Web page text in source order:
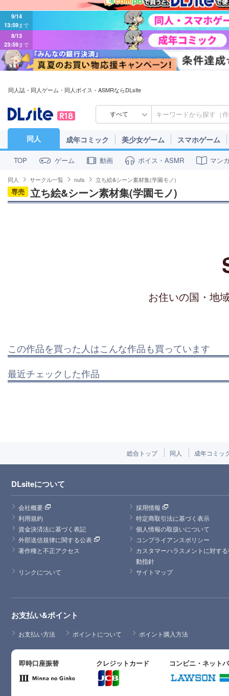
9/14
13:59まで
8/13
23:59まで
同人誌・同人ゲーム・同人ボイス・ASMRならDLsite
すべて
同人 成年コミック 美少女ゲーム スマホゲーム
TOP ゲーム 動画 ボイス・ASMR マン
同人 サークル一覧 nuts 立ち絵&シーン素材集(学園モノ)
専売 立ち絵&シーン素材集(学園モノ)
お住いの国・地
この作品を買った人はこんな作品も買っています
最近チェックした作品
総合トップ 同人 成年コミッ
DLsiteについて
会社概要
採用情報
利用規約
特定商取引法に基づく表示
資金決済法に基づく表記
個人情報の取扱いについて
外部送信規律に関する公表
コンプライアンスポリシー
著作権と不正アクセス
カスタマーハラスメントに対す
動指針
リンクについて
サイトマップ
お支払い&ポイント
お支払い方法 ポイントについて ポイント購入方法
即時口座振替 クレジットカード コンビニ・ネット